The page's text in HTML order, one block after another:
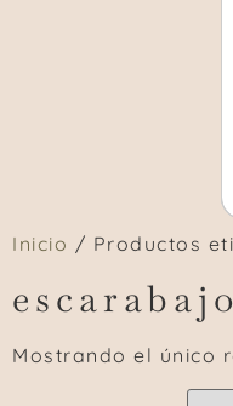
Inicio / Productos
escarabajo
Mostrando el único